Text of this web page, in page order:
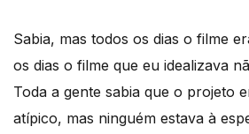
Sabia, mas todos os dias o filme
os dias o filme que eu idealizava
Toda a gente sabia que o projeto
atípico, mas ninguém estava à